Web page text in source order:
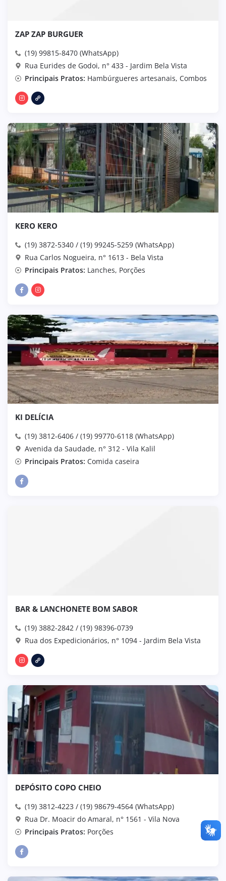
ZAP ZAP BURGUER
(19) 99815-8470 (WhatsApp)
Rua Eurides de Godoi, n° 433 - Jardim Bela Vista
Principais Pratos: Hambúrgueres artesanais, Combos
KERO KERO
(19) 3872-5340 / (19) 99245-5259 (WhatsApp)
Rua Carlos Nogueira, n° 1613 - Bela Vista
Principais Pratos: Lanches, Porções
KI DELÍCIA
(19) 3812-6406 / (19) 99770-6118 (WhatsApp)
Avenida da Saudade, n° 312 - Vila Kalil
Principais Pratos: Comida caseira
BAR & LANCHONETE BOM SABOR
(19) 3882-2842 / (19) 98396-0739
Rua dos Expedicionários, n° 1094 - Jardim Bela Vista
DEPÓSITO COPO CHEIO
(19) 3812-4223 / (19) 98679-4564 (WhatsApp)
Rua Dr. Moacir do Amaral, n° 1561 - Vila Nova
Principais Pratos: Porções